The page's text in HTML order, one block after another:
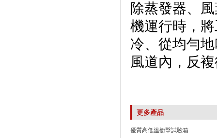
除蒸發器
機運行時，
冷、從均勻
風道內，反複
更多產品
優質高低溫衝擊試驗箱